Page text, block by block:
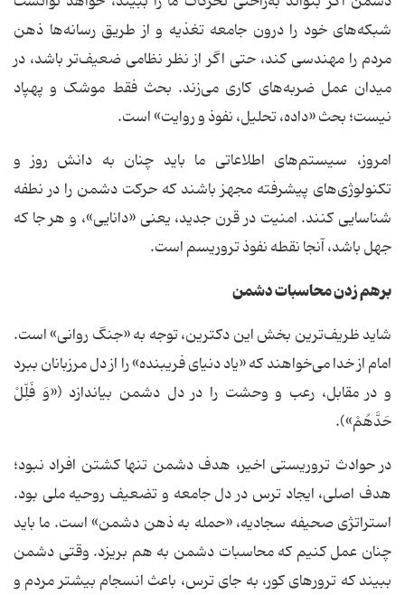
شبکه‌های خود را درون جامعه تغذیه و از طریق رسانه‌ها ذهن
مردم را مهندسی کند، حتی اگر از نظر نظامی ضعیف‌تر باشد، در
میدان عمل ضربه‌های کاری می‌زند. بحث فقط موشک و پهپاد
نیست؛ بحث «داده، تحلیل، نفوذ و روایت» است.
امروز، سیستم‌های اطلاعاتی ما باید چنان به دانش روز و
تکنولوژی‌های پیشرفته مجهز باشند که حرکت دشمن را در نطفه
شناسایی کنند. امنیت در قرن جدید، یعنی «دانایی»، و هر جا که
جهل باشد، آنجا نقطه نفوذ تروریسم است.
برهم زدن محاسبات دشمن
شاید ظریف‌ترین بخش این دکترین، توجه به «جنگ روانی» است.
امام از خدا می‌خواهند که «یاد دنیای فریبنده» را از دل مرزبانان ببرد
و در مقابل، رعب و وحشت را در دل دشمن بیاندازد («وَ فَلِّلْ
حَدَّهُمْ»).
در حوادث تروریستی اخیر، هدف دشمن تنها کشتن افراد نبود؛
هدف اصلی، ایجاد ترس در دل جامعه و تضعیف روحیه ملی بود.
استراتژی صحیفه سجادیه، «حمله به ذهن دشمن» است. ما باید
چنان عمل کنیم که محاسبات دشمن به هم بریزد. وقتی دشمن
ببیند که ترورهای کور، به جای ترس، باعث انسجام بیشتر مردم و